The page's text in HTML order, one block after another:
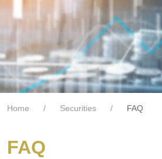
Home Securities FAQ
FAQ